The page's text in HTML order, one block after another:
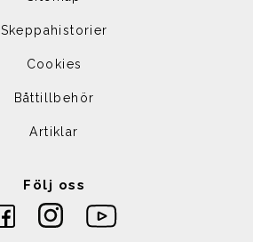
Skeppahistorier
Cookies
Båttillbehör
Artiklar
Följ oss